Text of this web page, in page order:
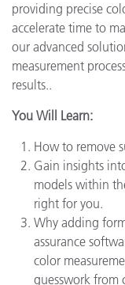
providing precise
accelerate time to
our advanced
measurement
results..
You Will Learn:
How to remove
Gain insights
models within
right for you.
Why adding
assurance
color
guesswork from